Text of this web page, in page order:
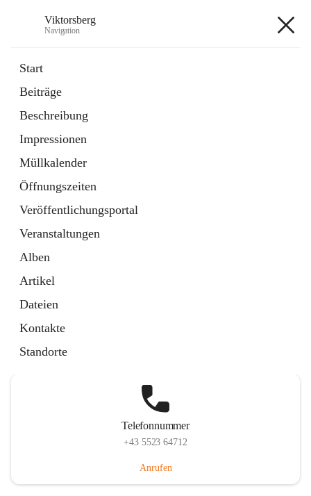
Viktorsberg
Navigation
Start
Beiträge
Beschreibung
Impressionen
Müllkalender
Öffnungszeiten
Veröffentlichungsportal
Veranstaltungen
Alben
Artikel
Dateien
Kontakte
Standorte
1 Schnellzugriff
Bürgerservice
10 Schnellzugriffe
Telefonnummer
+43 5523 64712
Anrufen